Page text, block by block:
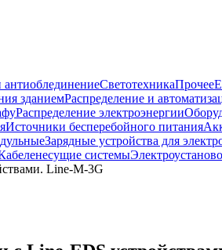
СветотехникаПрочее
зданиемРаспределение и
Распределение электроэнергии
Источники бесперебойного питания
Зарядные устройства для
системы
Line-M-3G